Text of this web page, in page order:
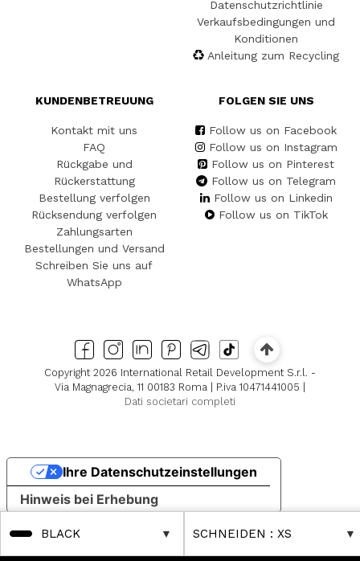
BLACK SCHNEIDEN : XS
Datenschutzrichtlinie
Verkaufsbedingungen und
Konditionen
Anleitung zum Recycling
KUNDENBETREUUNG
Kontakt mit uns
FAQ
Rückgabe und
Rückerstattung
Bestellung verfolgen
Rücksendung verfolgen
Zahlungsarten
Bestellungen und Versand
Schreiben Sie uns auf
WhatsApp
FOLGEN SIE UNS
Follow us on Facebook
Follow us on Instagram
Follow us on Pinterest
Follow us on Telegram
Follow us on Linkedin
Follow us on TikTok
Copyright 2026 International Retail Development S.r.l. -
Via Magnagrecia, 11 00183 Roma | P.iva 10471441005 |
Dati societari completi
Hinweis bei Erhebung
Ihre Datenschutzeinstellungen